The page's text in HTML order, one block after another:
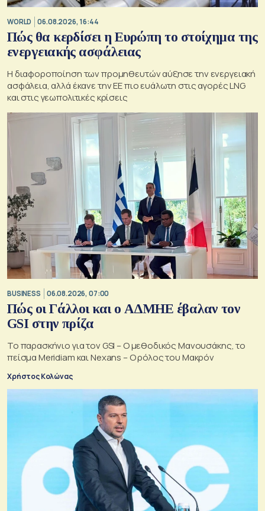
WORLD 06.08.2026, 16:44
Πώς θα κερδίσει η Ευρώπη το στοίχημα της
ενεργειακής ασφάλειας
Η διαφοροποίηση των προμηθευτών αύξησε την ενεργειακή
ασφάλεια, αλλά έκανε την ΕΕ πιο ευάλωτη στις αγορές LNG
και στις γεωπολιτικές κρίσεις
BUSINESS 06.08.2026, 07:00
Πώς οι Γάλλοι και ο ΑΔΜΗΕ έβαλαν τον
GSI στην πρίζα
Το παρασκήνιο για τον GSI – Ο μεθοδικός Μανουσάκης, το
πείσμα Meridiam και Nexans – Ο ρόλος του Μακρόν
Χρήστος Κολώνας